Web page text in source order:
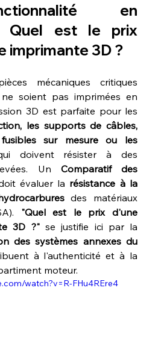
en
Quel est le prix
imprimante 3D ?
mécaniques critiques
soient pas imprimées en
les supports de câbles,
sur mesure ou les
doivent résister à des
Un Comparatif des
évaluer la résistance à la
des matériaux
"Quel est le prix d'une
3D ?"
des systèmes annexes du
à l'authenticité et à la
moteur.
watch?v=R-FHu4REre4